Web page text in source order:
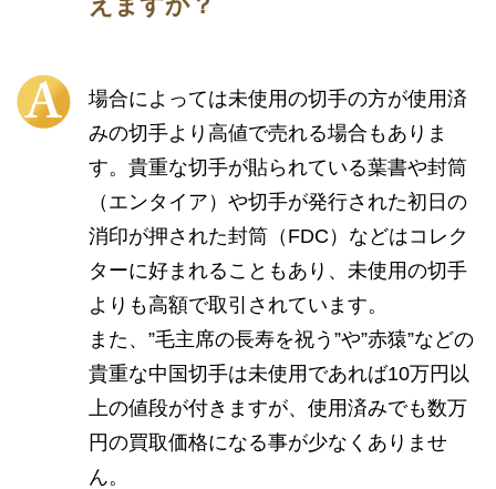
場合によっては未使用の切手の方が使用済
みの切手より高値で売れる場合もありま
す。貴重な切手が貼られている葉書や封筒
（エンタイア）や切手が発行された初日の
消印が押された封筒（FDC）などはコレク
ターに好まれることもあり、未使用の切手
よりも高額で取引されています。
また、”毛主席の長寿を祝う”や”赤猿”などの
貴重な中国切手は未使用であれば10万円以
上の値段が付きますが、使用済みでも数万
円の買取価格になる事が少なくありませ
ん。